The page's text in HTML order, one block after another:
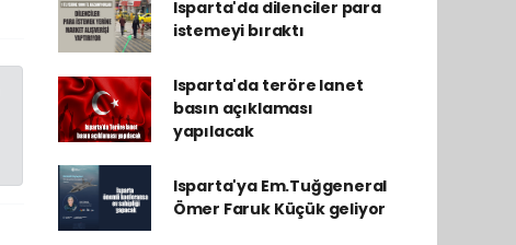
Isparta'da dilenciler para
istemeyi bıraktı
Isparta'da teröre lanet
basın açıklaması
yapılacak
Isparta'ya Em.Tuğgeneral
Ömer Faruk Küçük geliyor